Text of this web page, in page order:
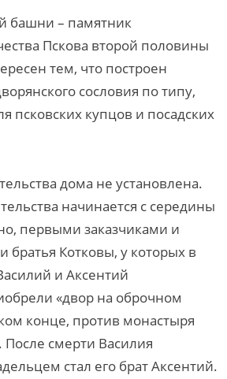
башни – памятник
Пскова второй половины
тем, что построен
сословия по типу,
псковских купцов и посадских
дома не установлена.
начинается с середины
первыми заказчиками и
братья Котковы, у которых в
и Аксентий
«двор на оброчном
конце, против монастыря
После смерти Василия
стал его брат Аксентий.